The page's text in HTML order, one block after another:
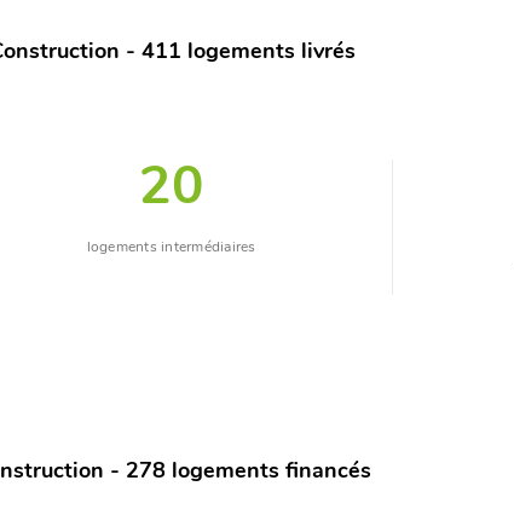
- 411 logements livrés
20
logements intermédiaires
- 278 logements financés